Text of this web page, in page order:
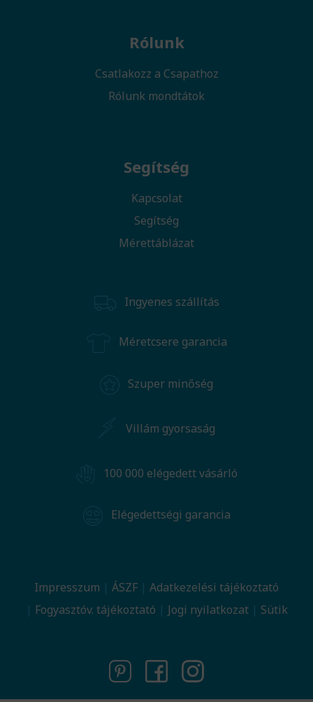
Rólunk
Csatlakozz a Csapathoz
Rólunk mondtátok
Segítség
Kapcsolat
Segítség
Mérettáblázat
Ingyenes szállítás
Méretcsere garancia
Szuper minőség
Villám gyorsaság
100 000 elégedett vásárló
Elégedettségi garancia
Impresszum ÁSZF
Adatkezelési tájékoztató
Fogyasztóv. tájékoztató
Jogi nyilatkozat Sütik